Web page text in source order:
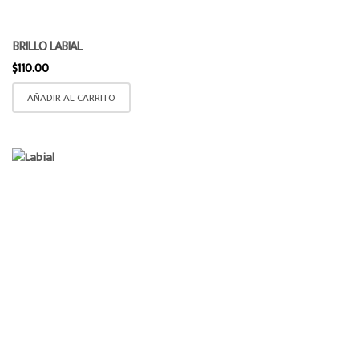
BRILLO LABIAL
$110.00
AÑADIR AL CARRITO